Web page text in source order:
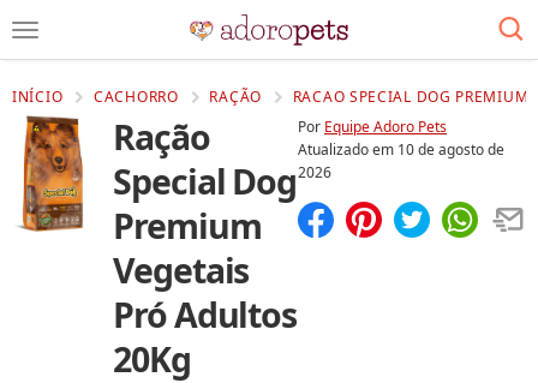
INÍCIO CACHORRO RAÇÃO RACAO SPECIAL DOG PREMIUM
Ração
Special Dog
Premium
Vegetais
Pró Adultos
20Kg
Por Equipe Adoro Pets
Atualizado em 10 de agosto de
2026